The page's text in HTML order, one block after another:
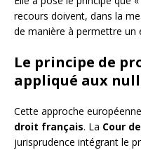
recours doivent, dans la
de manière à permettre un
Le principe de
appliqué aux
Cette approche
droit français. La Cour
jurisprudence intégrant le